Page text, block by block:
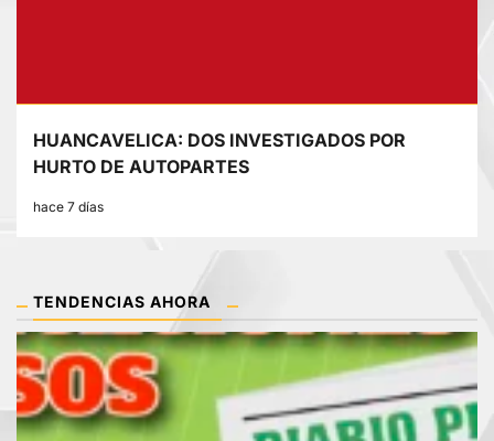
HUANCAVELICA: DOS INVESTIGADOS POR
HURTO DE AUTOPARTES
hace 7 días
TENDENCIAS AHORA
1